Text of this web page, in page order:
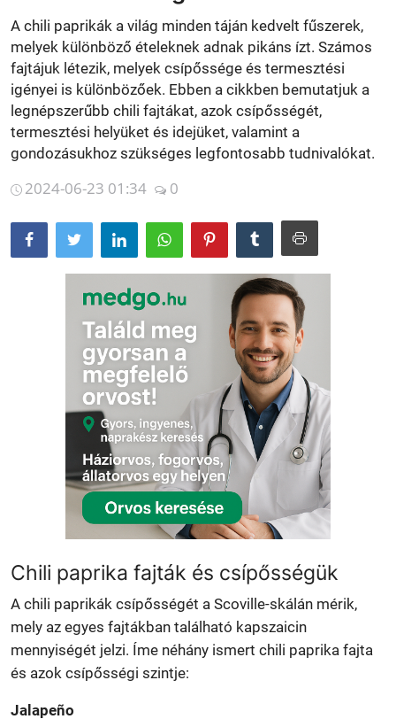
Betegségek
Gyógynövénybolt kereső
A chili paprikák a világ minden táján kedvelt fűszerek,
melyek különböző ételeknek adnak pikáns ízt. Számos
fajtájuk létezik, melyek csípőssége és termesztési
igényei is különbözőek. Ebben a cikkben bemutatjuk a
legnépszerűbb chili fajtákat, azok csípősségét,
termesztési helyüket és idejüket, valamint a
gondozásukhoz szükséges legfontosabb tudnivalókat.
2024-06-23 01:34 0
Chili paprika fajták és csípősségük
A chili paprikák csípősségét a Scoville-skálán mérik,
mely az egyes fajtákban található kapszaicin
mennyiségét jelzi. Íme néhány ismert chili paprika fajta
és azok csípősségi szintje:
Jalapeño